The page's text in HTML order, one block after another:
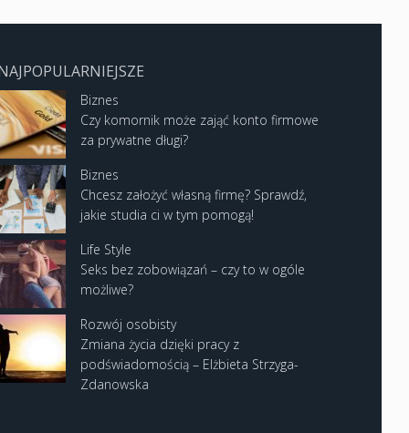
Biznes
Czy komornik może zająć konto firmowe
za prywatne długi?
Biznes
Chcesz założyć własną firmę? Sprawdź,
jakie studia ci w tym pomogą!
Life Style
Seks bez zobowiązań – czy to w ogóle
możliwe?
Rozwój osobisty
Zmiana życia dzięki pracy z
podświadomością – Elżbieta Strzyga-
Zdanowska